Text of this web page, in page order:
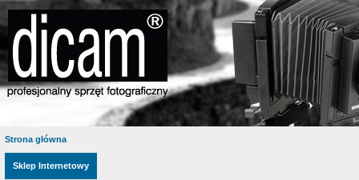
Strona główna
Sklep Internetowy